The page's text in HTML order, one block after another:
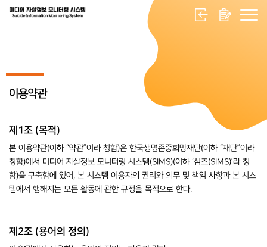
이용약관
제1조 (목적)
본 이용약관(이하 “약관”이라 칭함)은 한국생명존중희망재단(이하 “재단”이라
칭함)에서 미디어 자살정보 모니터링 시스템(SIMS)(이하 ‘심즈(SIMS)’라 칭
함)을 구축함에 있어, 본 시스템 이용자의 권리와 의무 및 책임 사항과 본 시스
템에서 행해지는 모든 활동에 관한 규정을 목적으로 한다.
제2조 (용어의 정의)